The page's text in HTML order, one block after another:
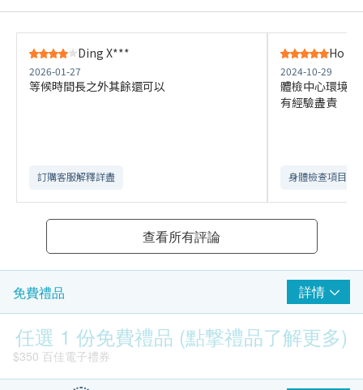
Ding X***
2026-01-27
等候時間長之外其餘還可以
訂購客服解釋詳盡
Ho
2024-10-29
體檢中心環境
有經驗盡責
身體檢查項目全
查看所有評論
免費禮品 詳情
任選 1 份免費禮品 (點撃禮品了解更多)
$350 百佳電子禮券